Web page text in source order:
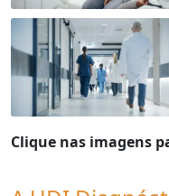
Clique nas imagens